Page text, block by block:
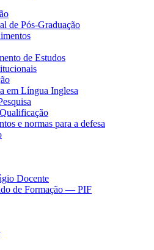
de Pós-Graduação
de Estudos
em Língua Inglesa
e normas para a defesa
Docente
de Formação — PIF